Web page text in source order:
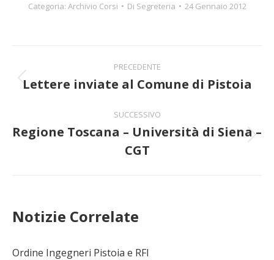
Categoria: Archivio Corsi Di Segreteria 24 Gennaio 2012
tra
post
PRECEDENTE
Post
Lettere inviate al Comune di Pistoia
SUCCESSIVO
Prossimo
post:
Regione Toscana – Università di Siena –
CGT
Notizie Correlate
Ordine Ingegneri Pistoia e RFI